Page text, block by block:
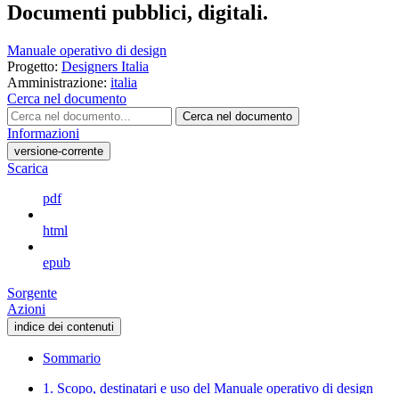
Documenti pubblici, digitali.
Manuale operativo di design
Progetto: Designers Italia
Amministrazione: italia
Cerca nel documento
Cerca nel documento
Informazioni
versione-corrente
Scarica
pdf
html
epub
Sorgente
Azioni
indice dei contenuti
Sommario
1. Scopo, destinatari e uso del Manuale operativo di design